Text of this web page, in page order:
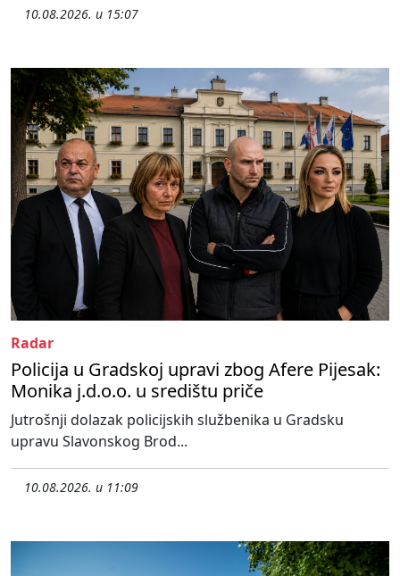
10.08.2026. u 15:07
Radar
Policija u Gradskoj upravi zbog Afere Pijesak:
Monika j.d.o.o. u središtu priče
Jutrošnji dolazak policijskih službenika u Gradsku
upravu Slavonskog Brod...
10.08.2026. u 11:09